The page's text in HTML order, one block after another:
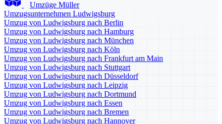
Umzüge Müller
Umzugsunternehmen Ludwigsburg
Umzug von Ludwigsburg nach Berlin
Umzug von Ludwigsburg nach Hamburg
Umzug von Ludwigsburg nach München
Umzug von Ludwigsburg nach Köln
Umzug von Ludwigsburg nach Frankfurt am Main
Umzug von Ludwigsburg nach Stuttgart
Umzug von Ludwigsburg nach Düsseldorf
Umzug von Ludwigsburg nach Leipzig
Umzug von Ludwigsburg nach Dortmund
Umzug von Ludwigsburg nach Essen
Umzug von Ludwigsburg nach Bremen
Umzug von Ludwigsburg nach Hannover